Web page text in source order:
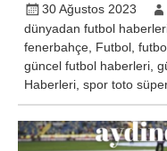
30 Ağustos 2023
dünyadan futbol
fenerbahçe Futbol ,
güncel futbol haberleri ,
Haberleri ,spor toto